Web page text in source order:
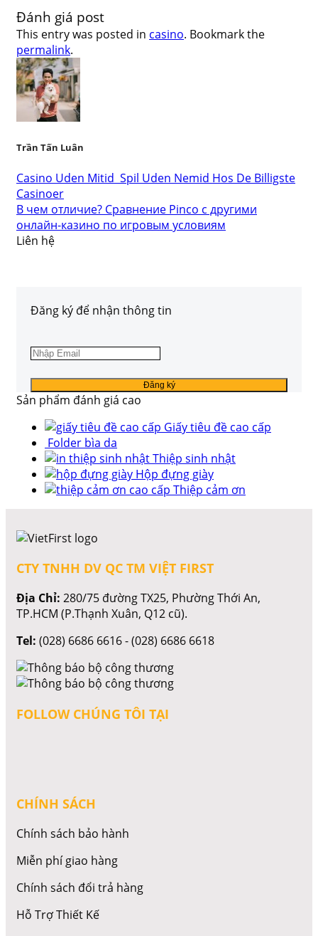
Đánh giá post
This entry was posted in casino. Bookmark the
permalink.
Trần Tấn Luân
Casino Uden Mitid ️ Spil Uden Nemid Hos De Billigste
Casinoer
В чем отличие? Сравнение Pinco с другими
онлайн-казино по игровым условиям
Liên hệ
Đăng ký để nhận thông tin
Sản phẩm đánh giá cao
Giấy tiêu đề cao cấp
Folder bìa da
Thiệp sinh nhật
Hộp đựng giày
Thiệp cảm ơn
CTY TNHH DV QC TM VIỆT FIRST
Địa Chỉ: 280/75 đường TX25, Phường Thới An,
TP.HCM (P.Thạnh Xuân, Q12 cũ).
Tel: (028) 6686 6616 - (028) 6686 6618
FOLLOW CHÚNG TÔI TẠI
CHÍNH SÁCH
Chính sách bảo hành
Miễn phí giao hàng
Chính sách đổi trả hàng
Hỗ Trợ Thiết Kế